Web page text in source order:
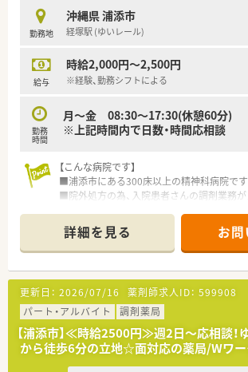
す。
【法人特徴について】
り、地域の医療モールを中心に安定した経営
■従業員が気持ちよく働ける職場作りを目指
■社長自身が30代前半の現役薬剤師という
意見や要望を柔軟に汲み取ってくれる安心
す。
【求人情報について】
■正社員の管理薬剤師としての雇用となって
与条件は想定年収500万円から600万円程度
定されるため、転職を機に確実な年収アップ
■毎年の評価に基づいた昇給制度が年1回あ
与支給もあり、個人の頑張りが給与に直結
勤務地
沖縄県 浦添市
経塚駅 (ゆいレール)
給与
時給2,000円～2,500円
※経験、勤務シフトによる
勤務
時間
月～金 08:30～17:30(休憩60分)
※上記時間内で日数・時間応相談
【こんな病院です】
■浦添市にある300床以上の精神科病院です
■院外処方の為、入院患者さんの調剤業務が
詳細を見る お
更新日： 2026/07/16 薬剤師求人ID： 599908
パート・アルバイト
調剤薬局
【浦添市】≪時給2500円≫週2日～応相談！
から徒歩6分の立地☆面対応の薬局/Wワ